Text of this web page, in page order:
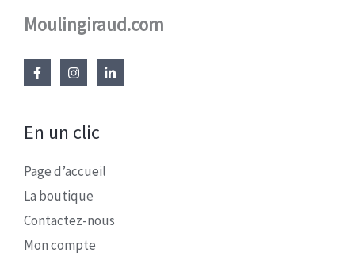
Moulingiraud.com
En un clic
Page d’accueil
La boutique
Contactez-nous
Mon compte